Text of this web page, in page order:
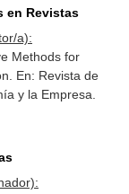
en Revistas
a):
Methods for
En: Revista de
y la Empresa